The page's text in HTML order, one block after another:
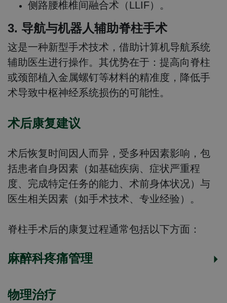
侧路腰椎椎间融合术（LLIF）。
3. 导航与机器人辅助脊柱手术
这是一种新型手术技术，借助计算机导航系统
辅助医生进行操作。其优势在于：提高向脊柱
或颈部植入金属螺钉等材料的精准度，降低手
术导致中枢神经系统损伤的可能性。​​​​​​​
术后康复建议
术后恢复时间因人而异，受多种因素影响，包
括患者自身因素（如基础疾病、症状严重程
度、完成特定任务的能力、术前身体状况）与
医生相关因素（如手术技术、专业经验）。
脊柱手术后的康复过程通常包括以下方面：
麻醉科疼痛管理
物理治疗